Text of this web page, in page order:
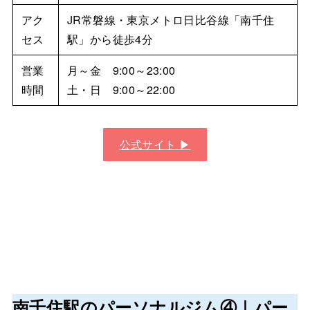
アク
セス
JR常磐線・東京メトロ日比谷線「南千住
駅」から徒歩4分
営業
時間
月～金 9:00～23:00
土・日 9:00～22:00
公式サイト ▶︎